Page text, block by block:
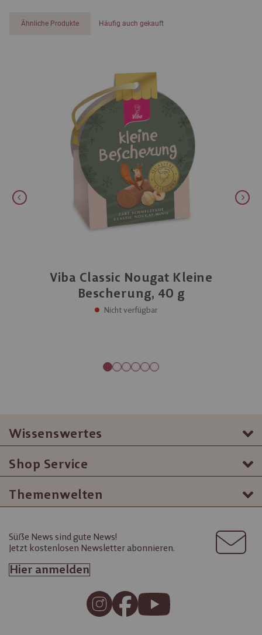
Ähnliche Produkte Häufig auch gekauft
Viba Classic Nougat Kleine
Bescherung, 40 g
Nicht verfügbar
Wissenswertes
Shop Service
Themenwelten
Süße News sind gute News!
Jetzt kostenlosen Newsletter abonnieren.
Hier anmelden